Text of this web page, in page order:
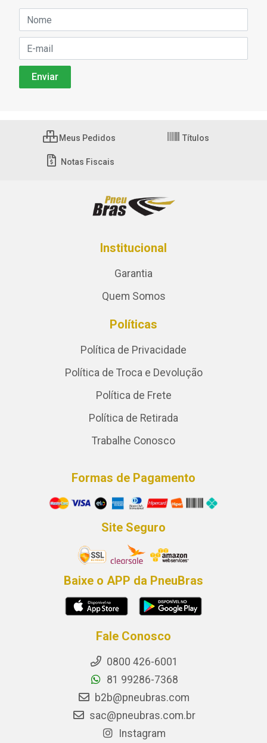
Meus Pedidos Títulos
Notas Fiscais
Institucional
Garantia
Quem Somos
Políticas
Política de Privacidade
Política de Troca e Devolução
Política de Frete
Política de Retirada
Trabalhe Conosco
Formas de Pagamento
Site Seguro
Baixe o APP da PneuBras
Fale Conosco
0800 426-6001
81 99286-7368
b2b@pneubras.com
sac@pneubras.com.br
Instagram